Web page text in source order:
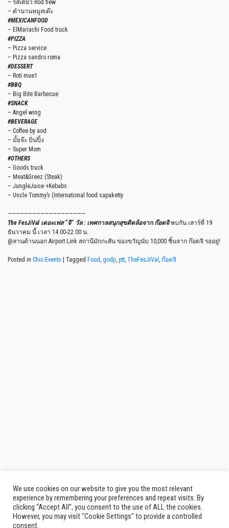
– รสเตี๋ยว Rod tiew
– ตำนานหมูสเต๊ะ
#MEXICANFOOD
– ElMariachi Food truck
#PIZZA
– Pizza service
– Pizza sandro roma
#DESSERT
– Roti mue1
#BBQ
– Big Bite Barbecue
#SNACK
– Angel wing
#BEVERAGE
– Coffee by aod
– มั้ยจ๊ะ ปั่นปิ้ง
– Super Mom
#OTHERS
– Goods truck
– Meat&Greez (Steak)
– JungleJuice +Kebabs
– Uncle Tommy’s (International food sapaketty
———————————————————
The FesJiVal เดอะเฟส “จิ” วัล : เทศกาลสนุกสุขติดล้อจาก ก๊อดจิพบกัน เสาร์ที่ 19
ธันวาคม นี้ เวลา 14.00-22.00 น.
@ลานด้านนอก Airport Link สถานีมักกะสัน ของขวัญนับ 10,000 ชิ้นจาก ก๊อดจิ รออยู่!
Posted in Chic-Events Tagged Food, godji, ptt, TheFesJiVal , ก๊อดจิ
We use cookies on our website to give you the most relevant
experience by remembering your preferences and repeat visits. By
clicking “Accept All”, you consent to the use of ALL the cookies.
However, you may visit "Cookie Settings" to provide a controlled
consent.